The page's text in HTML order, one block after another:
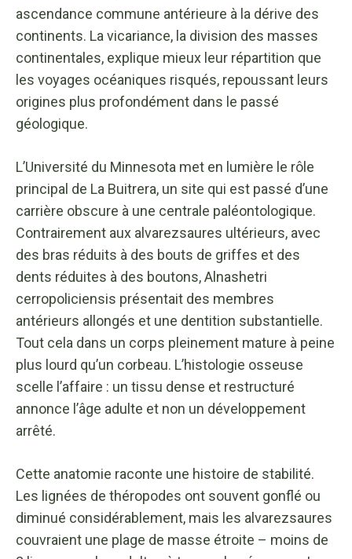
ascendance commune antérieure à la dérive des
continents. La vicariance, la division des masses
continentales, explique mieux leur répartition que
les voyages océaniques risqués, repoussant leurs
origines plus profondément dans le passé
géologique.
L’Université du Minnesota met en lumière le rôle
principal de La Buitrera, un site qui est passé d’une
carrière obscure à une centrale paléontologique.
Contrairement aux alvarezsaures ultérieurs, avec
des bras réduits à des bouts de griffes et des
dents réduites à des boutons, Alnashetri
cerropoliciensis présentait des membres
antérieurs allongés et une dentition substantielle.
Tout cela dans un corps pleinement mature à peine
plus lourd qu’un corbeau. L’histologie osseuse
scelle l’affaire : un tissu dense et restructuré
annonce l’âge adulte et non un développement
arrêté.
Cette anatomie raconte une histoire de stabilité.
Les lignées de théropodes ont souvent gonflé ou
diminué considérablement, mais les alvarezsaures
couvraient une plage de masse étroite – moins de